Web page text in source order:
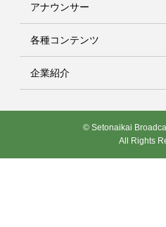
アナウンサー
各種コンテンツ
企業紹介
© Setonaikai
All Rights